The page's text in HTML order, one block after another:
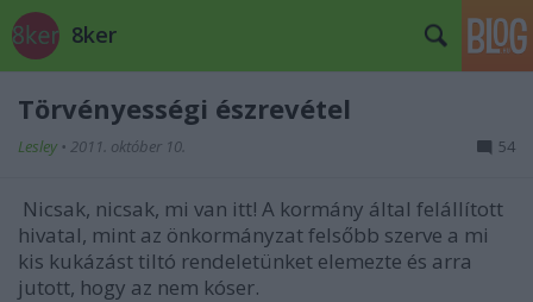
8ker
Törvényességi észrevétel
Lesley • 2011. október 10. 54
Nicsak, nicsak, mi van itt! A kormány által felállított
hivatal, mint az önkormányzat felsőbb szerve a mi
kis kukázást tiltó rendeletünket elemezte és arra
jutott, hogy az nem kóser.